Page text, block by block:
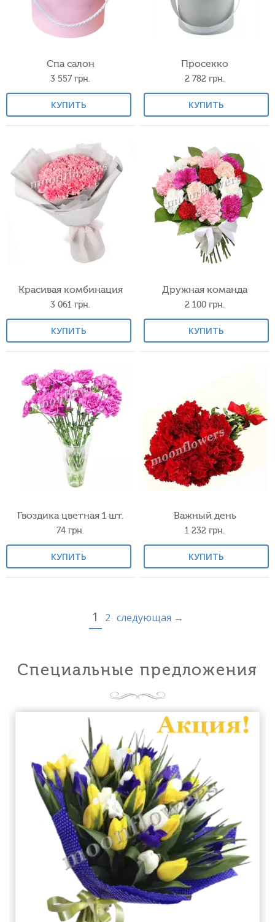
Спа салон
3 557грн.
КУПИТЬ
Просекко
2 782 грн.
КУПИТЬ
Красивая комбинация
3 061 грн.
КУПИТЬ
Дружная команда
2 100 грн.
КУПИТЬ
Гвоздика цветная 1 шт.
74 грн.
КУПИТЬ
Важный день
1 232 грн.
КУПИТЬ
1 2 следующая →
Специальные предложения